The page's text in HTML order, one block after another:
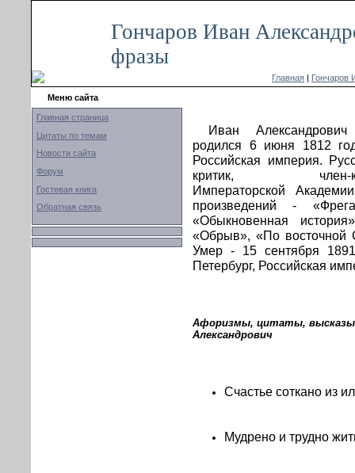
Гончаров Иван
фразы
Главная | Гончаров
Меню сайта
Главная страница
Цитаты по темам
Новости сайта
Форум
Гостевая книга
Обратная связь
Иван
родился 6 июня 1812
Российская империя.
критик, член-
Императорской
произведений -
«Обыкновенная
«Обрыв», «По восточной
Умер - 15 сентября
Петербург, Российская
Афоризмы, цитаты,
Александрович
Счастье соткано из
Мудрено и трудно